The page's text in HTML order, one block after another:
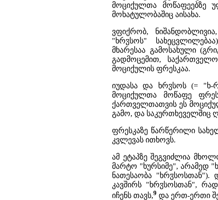
მოციქულთა მოწაფეებზე
მოხატულობაშიც აისახა.
ვფიქრობ,
"ხრჳსოს"
მხარესაა გამოსახული
გადმოცემით,
მოციქულის ფრესკაა.
იუდასა და ხრჳსოს (= "ხ-
მოციქულთა მოწაფე
ქართველთათვის ეს
გამო, და საკურთხეველშიც
ფრესკაზე წარწერილი
კვლევას ითხოვს.
ამ ეტაპზე შეგვიძლია
მარტო "ხურსიმე", არამედ
ნათესაობა "ხრჳსოსთან").
კავშირს "ხრჳსოსთან",
იჩენს თავს,9 და ერთ-ერთი